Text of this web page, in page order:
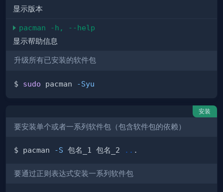
显示版本
pacman -h, --help
显示帮助信息
升级所有已安装的软件包
$ sudo pacman -Syu
安装
要安装单个或者一系列软件包（包含软件包的依赖）
$ pacman -S 包名_1 包名_2 ..
要通过正则表达式安装一系列软件包